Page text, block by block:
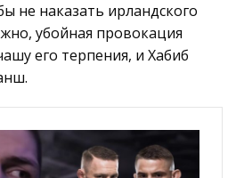
не наказать ирландского
убойная провокация
его терпения, и Хабиб